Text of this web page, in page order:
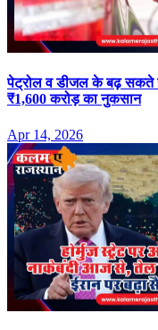
पेट्रोल व डीजल के बढ़ सकते
₹1,600 करोड़ का नुकसान
Apr 14, 2026